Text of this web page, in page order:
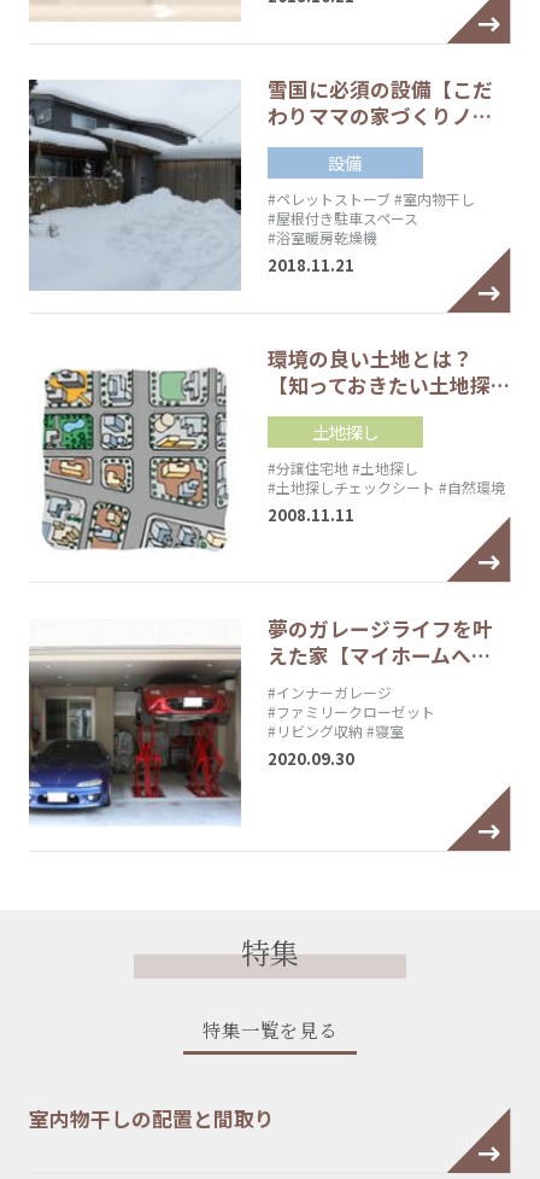
雪国に必須の設備【こだ
わりママの家づくりノ…
設備
#ペレットストーブ#室内物干し
#屋根付き駐車スペース
#浴室暖房乾燥機
2018.11.21
環境の良い土地とは？
【知っておきたい土地探…
土地探し
#分譲住宅地#土地探し
#土地探しチェックシート #自然環境
2008.11.11
夢のガレージライフを叶
えた家【マイホームへ…
#インナーガレージ
#ファミリークローゼット
#リビング収納 #寝室
2020.09.30
特集
特集一覧を見る
室内物干しの配置と間取り